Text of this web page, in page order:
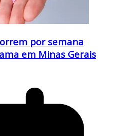
por semana
em Minas Gerais